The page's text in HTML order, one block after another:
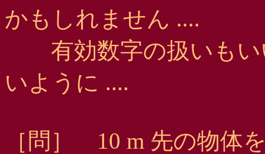
かもしれません ....
有効数字の扱いもい
いように ....
［問］ 10 m 先の物体